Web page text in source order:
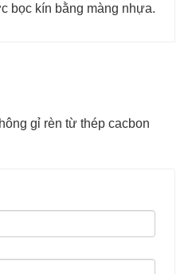
bọc kín bằng màng nhựa.
gỉ rèn từ thép cacbon